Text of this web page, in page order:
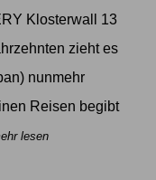
Klosterwall 13
zieht es
nunmehr
Reisen begibt
lesen